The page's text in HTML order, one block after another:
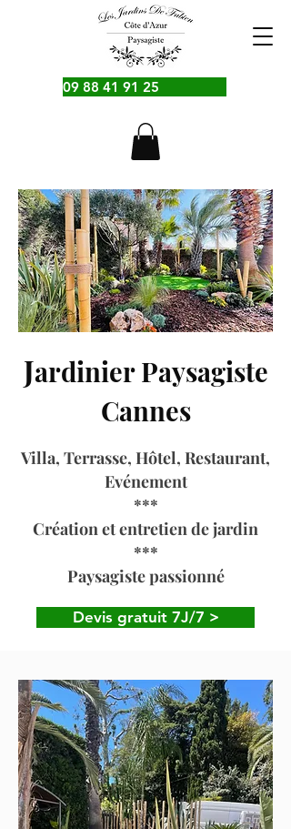
09 88 41 91 25
Jardinier Paysagiste
Cannes
Villa, Terrasse, Hôtel, Restaurant,
Evénement
***
Création et entretien de jardin
***
Paysagiste passionné
Devis gratuit 7J/7 >